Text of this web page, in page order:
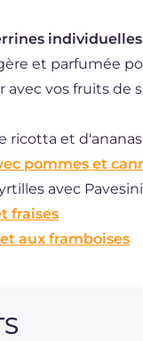
individuelles
et parfumée
avec vos fruits de
ricotta et
pommes et
avec Pavesini
fraises
aux framboises